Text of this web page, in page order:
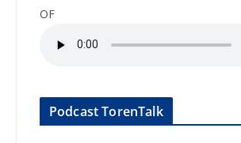
OF
Podcast TorenTalk